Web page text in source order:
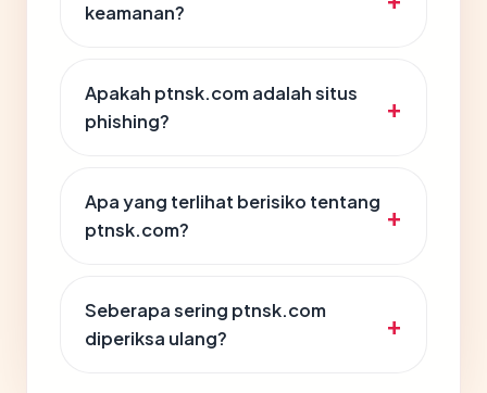
keamanan?
Apakah ptnsk.com adalah situs
phishing?
Apa yang terlihat berisiko tentang
ptnsk.com?
Seberapa sering ptnsk.com
diperiksa ulang?